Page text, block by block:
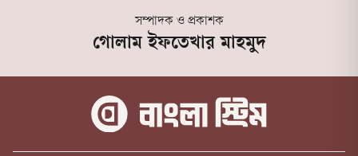
সম্পাদক ও প্রকাশক
গোলাম ইফতেখার মাহমুদ